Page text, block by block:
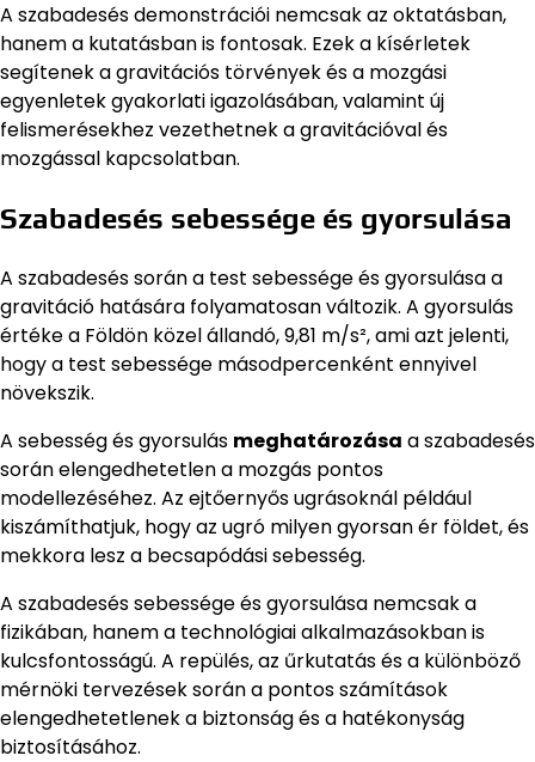
A szabadesés demonstrációi nemcsak az oktatásban,
hanem a kutatásban is fontosak. Ezek a kísérletek
segítenek a gravitációs törvények és a mozgási
egyenletek gyakorlati igazolásában, valamint új
felismerésekhez vezethetnek a gravitációval és
mozgással kapcsolatban.
Szabadesés sebessége és gyorsulása
A szabadesés során a test sebessége és gyorsulása a
gravitáció hatására folyamatosan változik. A gyorsulás
értéke a Földön közel állandó, 9,81 m/s², ami azt jelenti,
hogy a test sebessége másodpercenként ennyivel
növekszik.
A sebesség és gyorsulás meghatározása a szabadesés
során elengedhetetlen a mozgás pontos
modellezéséhez. Az ejtőernyős ugrásoknál például
kiszámíthatjuk, hogy az ugró milyen gyorsan ér földet, és
mekkora lesz a becsapódási sebesség.
A szabadesés sebessége és gyorsulása nemcsak a
fizikában, hanem a technológiai alkalmazásokban is
kulcsfontosságú. A repülés, az űrkutatás és a különböző
mérnöki tervezések során a pontos számítások
elengedhetetlenek a biztonság és a hatékonyság
biztosításához.